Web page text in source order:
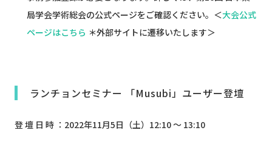
局学会学術総会の公式ページをご確認ください。＜大会公式
ページはこちら ＊外部サイトに遷移いたします＞
ランチョンセミナー 「Musubi」ユーザー登壇
登 壇 日 時 ：2022年11月5日（土）12:10 ～ 13:10